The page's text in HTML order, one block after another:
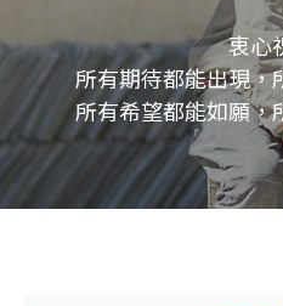
社
會
福
衷心
所有期待都能出現，
所有希望都能如願，